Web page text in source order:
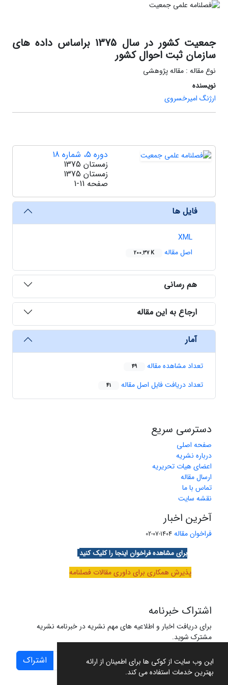
این وب سایت از کوکی ها برای اطمینان از ارائه
بهترین خدمات استفاده می کند.
جمعیت کشور در سال 1375 براساس داده های
سازمان ثبت احوال کشور
نوع مقاله : مقاله پژوهشی
نویسنده
ارژنگ امیرخسروی
دوره 5، شماره 18
زمستان 1375
زمستان 1375
صفحه 1-11
فایل ها
XML
اصل مقاله
200.37 K
هم رسانی
ارجاع به این مقاله
آمار
تعداد مشاهده مقاله 49
تعداد دریافت فایل اصل مقاله 41
دسترسی سریع
صفحه اصلی
درباره نشریه
اعضای هیات تحریریه
ارسال مقاله
تماس با ما
نقشه سایت
آخرین اخبار
فراخوان مقاله 1404-07-02
برای مشاهده فراخوان اینجا را کلیک کنید
پذیرش همکاری برای داوری مقالات فصلنامه
اشتراک خبرنامه
برای دریافت اخبار و اطلاعیه های مهم نشریه در خبرنامه نشریه
مشترک شوید.
اشتراک